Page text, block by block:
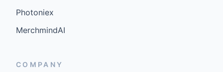
Photoniex
MerchmindAI
COMPANY